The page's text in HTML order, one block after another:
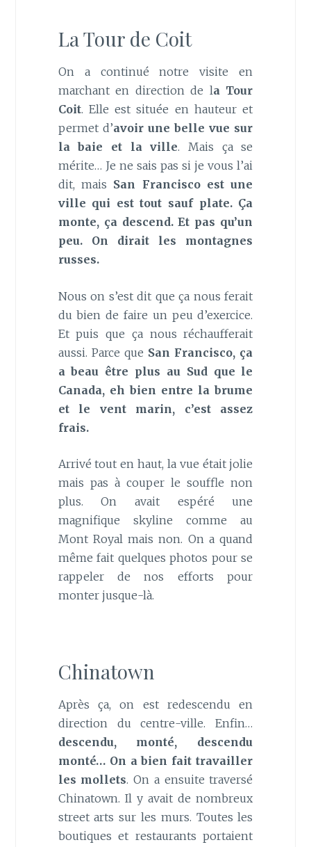
La Tour de Coit
On a continué notre visite en
marchant en direction de la Tour
Coit. Elle est située en hauteur et
permet d’avoir une belle vue sur
la baie et la ville. Mais ça se
mérite… Je ne sais pas si je vous l’ai
dit, mais San Francisco est une
ville qui est tout sauf plate. Ça
monte, ça descend. Et pas qu’un
peu. On dirait les montagnes
russes.
Nous on s’est dit que ça nous ferait
du bien de faire un peu d’exercice.
Et puis que ça nous réchaufferait
aussi. Parce que San Francisco, ça
a beau être plus au Sud que le
Canada, eh bien entre la brume
et le vent marin, c’est assez
frais.
Arrivé tout en haut, la vue était jolie
mais pas à couper le souffle non
plus. On avait espéré une
magnifique skyline comme au
Mont Royal mais non. On a quand
même fait quelques photos pour se
rappeler de nos efforts pour
monter jusque-là.
Chinatown
Après ça, on est redescendu en
direction du centre-ville. Enfin…
descendu, monté, descendu
monté… On a bien fait travailler
les mollets. On a ensuite traversé
Chinatown. Il y avait de nombreux
street arts sur les murs. Toutes les
boutiques et restaurants portaient